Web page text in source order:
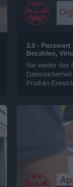
3.0 - Passwort
Bezahlen,
World
Nie wieder das
Produkt-